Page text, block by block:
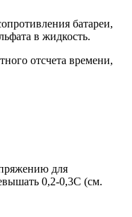
батареи,
в жидкость.
отсчета времени,
для
0,2-0,3С (см.